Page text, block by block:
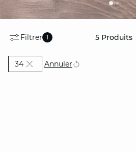
Filtrer 1 5 Produits
34Actuellement affiné par Taille: 34
Annuler